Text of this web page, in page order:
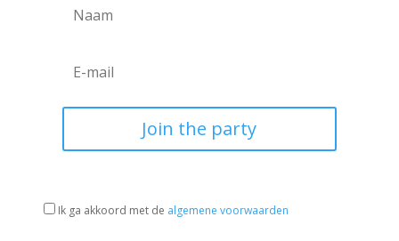
Join the party
Ik ga akkoord met de algemene voorwaarden